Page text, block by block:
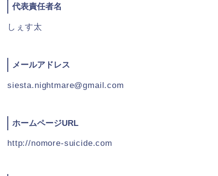
代表責任者名
しぇす太
メールアドレス
siesta.nightmare@gmail.com
ホームページURL
http://nomore-suicide.com